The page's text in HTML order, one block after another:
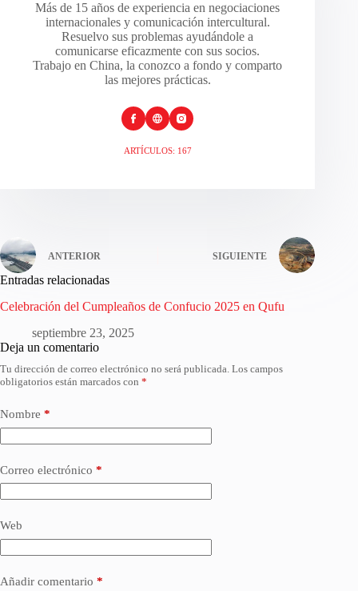
Más de 15 años de experiencia en negociaciones
internacionales y comunicación intercultural.
Resuelvo sus problemas ayudándole a
comunicarse eficazmente con sus socios.
Trabajo en China, la conozco a fondo y comparto
las mejores prácticas.
ARTÍCULOS: 167
ANTERIOR SIGUIENTE
Entradas relacionadas
Celebración del Cumpleaños de Confucio 2025 en Qufu
septiembre 23, 2025
Deja un comentario
Tu dirección de correo electrónico no será publicada. Los campos
obligatorios están marcados con *
Nombre *
Correo electrónico *
Web
Añadir comentario *